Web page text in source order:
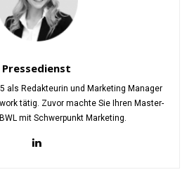
Pressedienst
als Redakteurin und Marketing Manager
tätig. Zuvor machte Sie Ihren Master-
mit Schwerpunkt Marketing.